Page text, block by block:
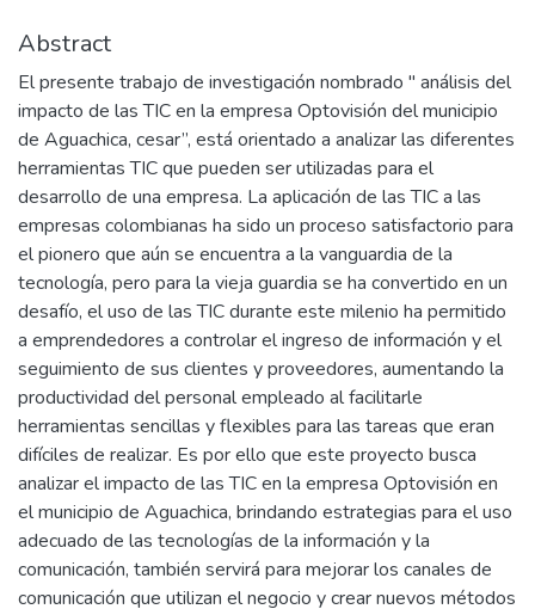
Abstract
El presente trabajo de investigación nombrado " análisis del
impacto de las TIC en la empresa Optovisión del municipio
de Aguachica, cesar”, está orientado a analizar las diferentes
herramientas TIC que pueden ser utilizadas para el
desarrollo de una empresa. La aplicación de las TIC a las
empresas colombianas ha sido un proceso satisfactorio para
el pionero que aún se encuentra a la vanguardia de la
tecnología, pero para la vieja guardia se ha convertido en un
desafío, el uso de las TIC durante este milenio ha permitido
a emprendedores a controlar el ingreso de información y el
seguimiento de sus clientes y proveedores, aumentando la
productividad del personal empleado al facilitarle
herramientas sencillas y flexibles para las tareas que eran
difíciles de realizar. Es por ello que este proyecto busca
analizar el impacto de las TIC en la empresa Optovisión en
el municipio de Aguachica, brindando estrategias para el uso
adecuado de las tecnologías de la información y la
comunicación, también servirá para mejorar los canales de
comunicación que utilizan el negocio y crear nuevos métodos